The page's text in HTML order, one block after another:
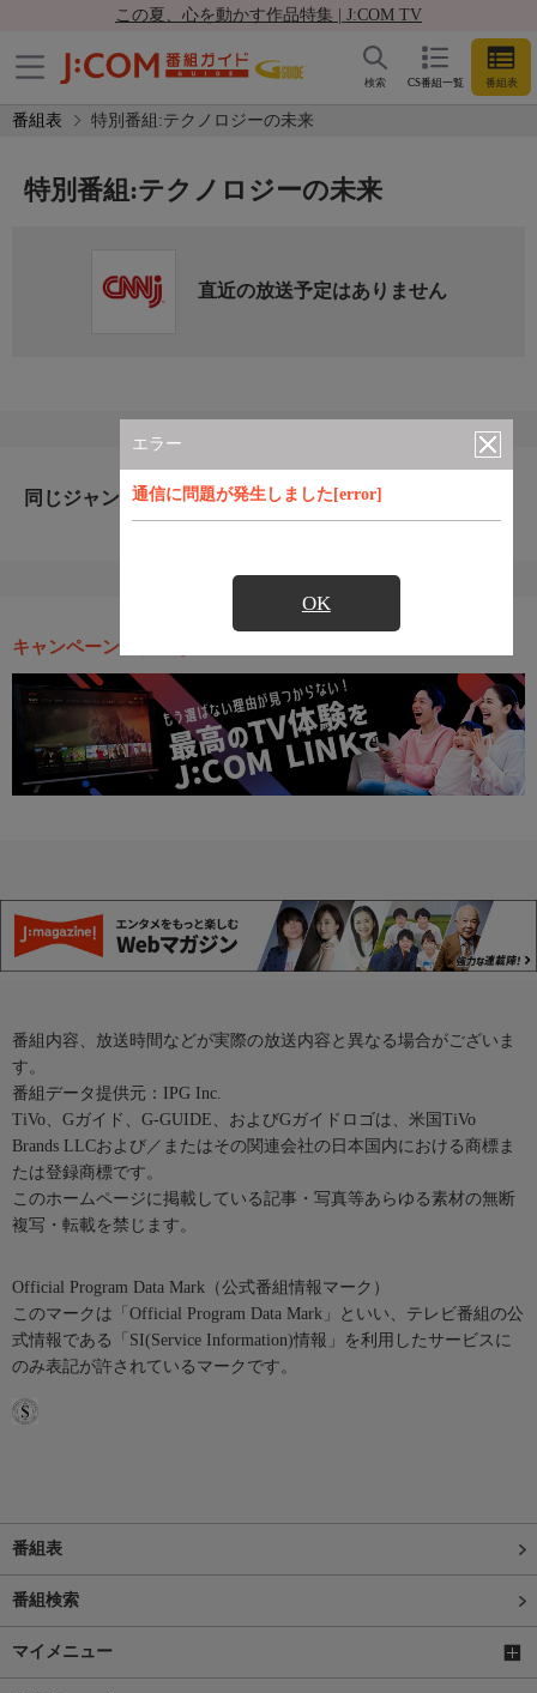
この夏、心を動かす作品特集 | J:COM TV
CS番組一覧 番組表
検索
番組表 特別番組:テクノロジーの未来
エラー
通信に問題が発生しました[error]
OK
特別番組:テクノロジーの未来
直近の放送予定はありません
同じジャンルのおすすめ番組
キャンペーン・お得な情報
番組内容、放送時間などが実際の放送内容と異なる場合がございま
す。
番組データ提供元：IPG Inc.
TiVo、Gガイド、G-GUIDE、およびGガイドロゴは、米国TiVo
Brands LLCおよび／またはその関連会社の日本国内における商標ま
たは登録商標です。
このホームページに掲載している記事・写真等あらゆる素材の無断
複写・転載を禁じます。
Official Program Data Mark（公式番組情報マーク）
このマークは「Official Program Data Mark」といい、テレビ番組の公
式情報である「SI(Service Information)情報」を利用したサービスに
のみ表記が許されているマークです。
番組表
番組検索
マイメニュー